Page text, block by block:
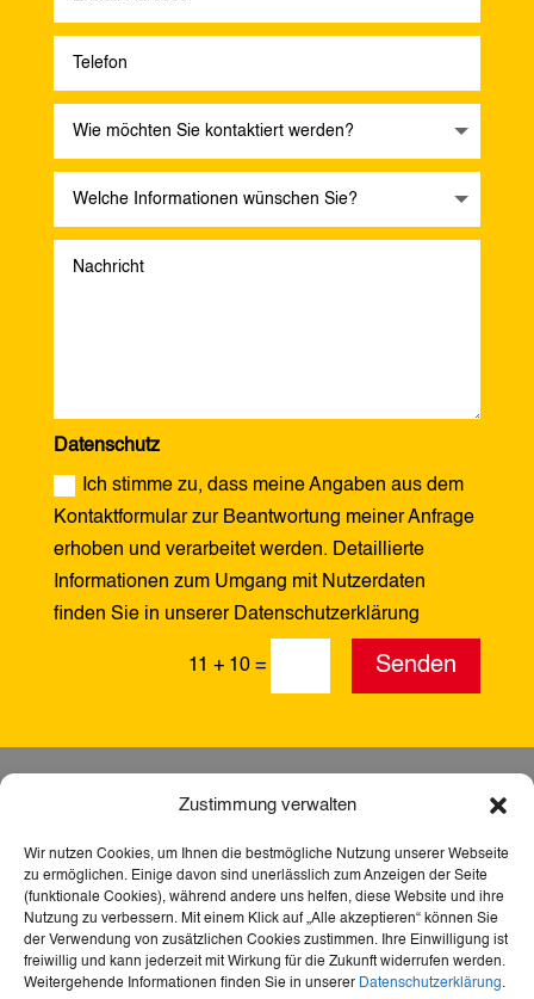
Zustimmung verwalten
Wir nutzen Cookies, um Ihnen die bestmögliche Nutzung unserer Webseite
zu ermöglichen. Einige davon sind unerlässlich zum Anzeigen der Seite
(funktionale Cookies), während andere uns helfen, diese Website und ihre
Nutzung zu verbessern. Mit einem Klick auf „Alle akzeptieren“ können Sie
der Verwendung von zusätzlichen Cookies zustimmen. Ihre Einwilligung ist
freiwillig und kann jederzeit mit Wirkung für die Zukunft widerrufen werden.
Weitergehende Informationen finden Sie in unserer Datenschutzerklärung.
Datenschutz
Ich stimme zu, dass meine Angaben aus dem
Kontaktformular zur Beantwortung meiner Anfrage
erhoben und verarbeitet werden. Detaillierte
Informationen zum Umgang mit Nutzerdaten
finden Sie in unserer Datenschutzerklärung
11 + 10 = Senden